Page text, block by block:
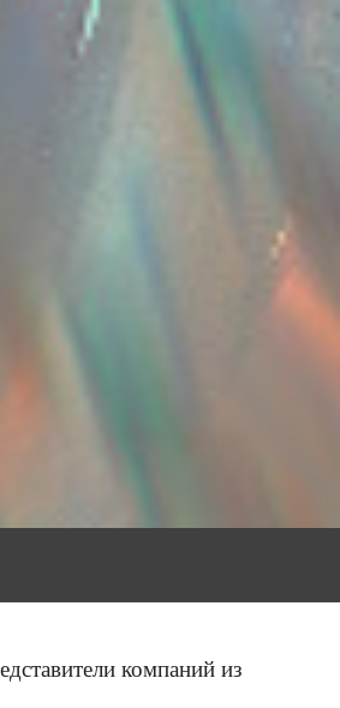
компаний из